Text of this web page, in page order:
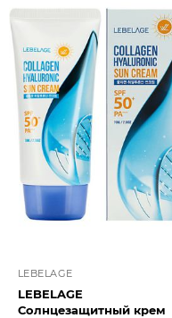
LEBELAGE
LEBELAGE
Солнцезащитный крем